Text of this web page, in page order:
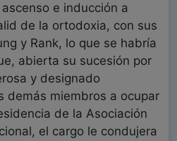
e inducción a
de la ortodoxia, con sus
y Rank, lo que se habría
abierta su sucesión por
y designado
demás miembros a ocupar
de la Asociación
el cargo le condujera